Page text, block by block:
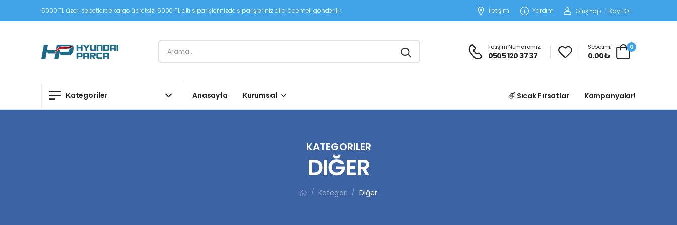
5000 TL üzeri sepetlerde kargo ücretsiz! 5000 TL altı siparişlerinizde siparişleriniz alıcı ödemeli gönderilir. İletişim Yardım Giriş Yap / Kayıt Ol
İletişim Numaramız:
0505 120 37 37
Sepetim:
0.00 ₺
0
Kategoriler Anasayfa Kurumsal Sıcak Fırsatlar Kampanyalar!
KATEGORILER
DIĞER
/ Kategori / Diğer